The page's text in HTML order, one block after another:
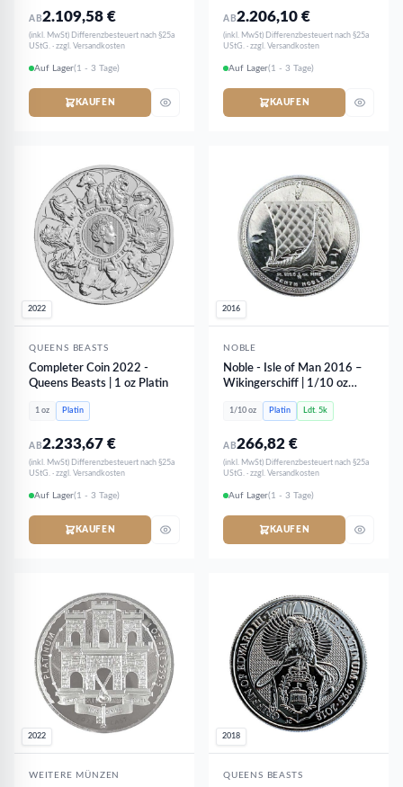
AB2.109,58€
(inkl. MwSt) Differenzbesteuert nach §25a
UStG. · zzgl. Versandkosten
Auf Lager(1 - 3 Tage)
KAUFEN
AB2.206,10€
(inkl. MwSt) Differenzbesteuert nach §25a
UStG. · zzgl. Versandkosten
Auf Lager(1 - 3 Tage)
KAUFEN
2022
QUEENS BEASTS
Completer Coin 2022 -
Queens Beasts | 1 oz Platin
1 oz Platin
AB2.233,67€
(inkl. MwSt) Differenzbesteuert nach §25a
UStG. · zzgl. Versandkosten
Auf Lager(1 - 3 Tage)
KAUFEN
2016
NOBLE
Noble - Isle of Man 2016 –
Wikingerschiff | 1/10 oz
1/10 oz Platin Ldt. 5k
AB266,82€
(inkl. MwSt) Differenzbesteuert nach §25a
UStG. · zzgl. Versandkosten
Auf Lager(1 - 3 Tage)
KAUFEN
2022
WEITERE MÜNZEN
2018
QUEENS BEASTS